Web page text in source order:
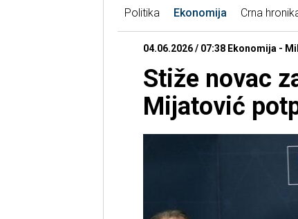
Politika Ekonomija Crna
04.06.2026 / 07:38 Ekonomija -
Stiže novac
Mijatović